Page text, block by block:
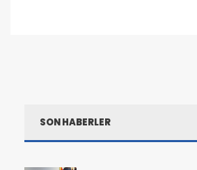
SON HABERLER